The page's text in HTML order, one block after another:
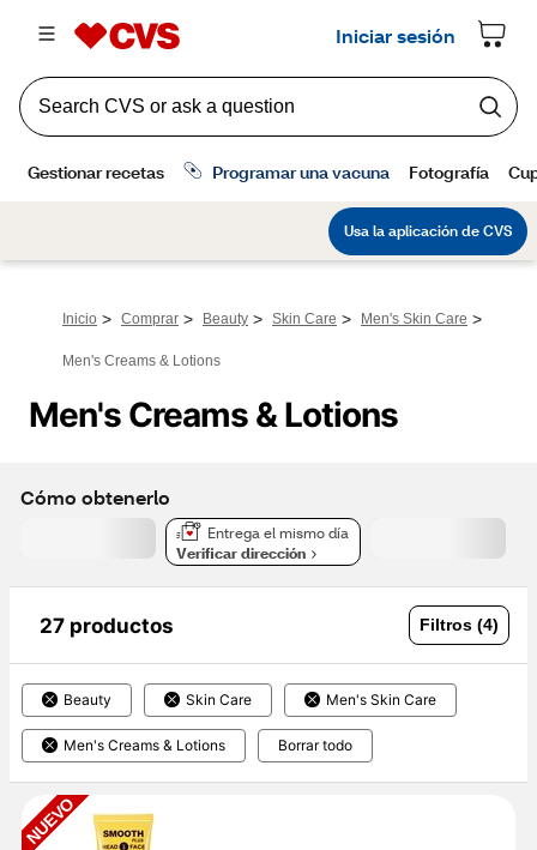
Inicio > Comprar > Beauty > Skin Care > Men's Skin Care >
Men's Creams & Lotions
Men's Creams & Lotions
Cómo obtenerlo
Entrega el mismo día
Verificar dirección
27 productos Filtros (4)
Beauty Skin Care Men's Skin Care
Men's Creams & Lotions Borrar todo
NUEVO